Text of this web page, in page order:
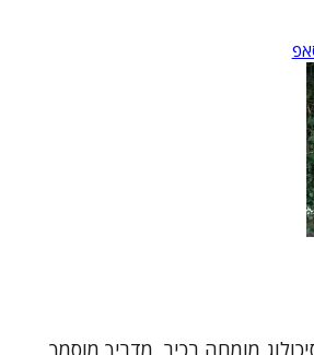
מומחה בכיר, מדריך מוסמך,